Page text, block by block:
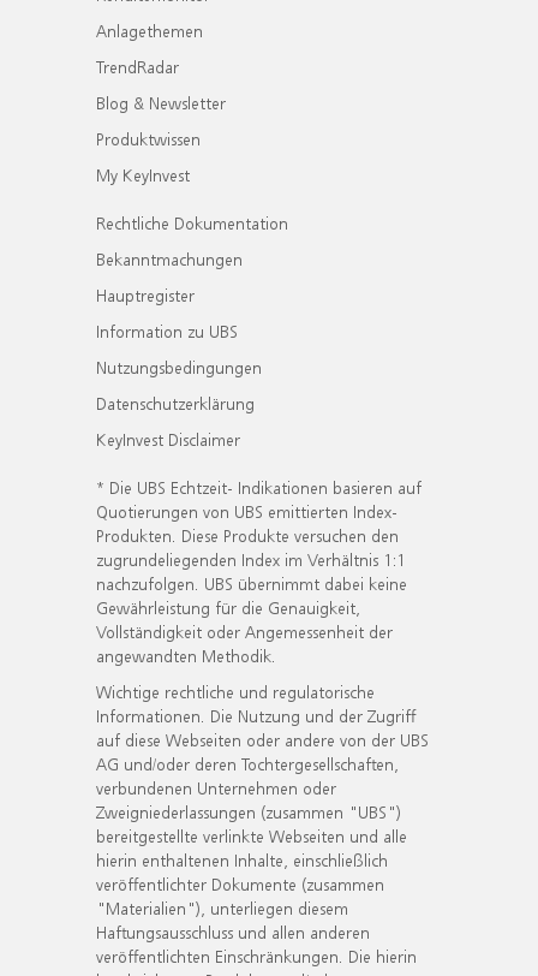
Anlagethemen
TrendRadar
Blog & Newsletter
Produktwissen
My KeyInvest
Rechtliche Dokumentation
Bekanntmachungen
Hauptregister
Information zu UBS
Nutzungsbedingungen
Datenschutzerklärung
KeyInvest Disclaimer
* Die UBS Echtzeit- Indikationen basieren auf
Quotierungen von UBS emittierten Index-
Produkten. Diese Produkte versuchen den
zugrundeliegenden Index im Verhältnis 1:1
nachzufolgen. UBS übernimmt dabei keine
Gewährleistung für die Genauigkeit,
Vollständigkeit oder Angemessenheit der
angewandten Methodik.
Wichtige rechtliche und regulatorische
Informationen. Die Nutzung und der Zugriff
auf diese Webseiten oder andere von der UBS
AG und/oder deren Tochtergesellschaften,
verbundenen Unternehmen oder
Zweigniederlassungen (zusammen "UBS")
bereitgestellte verlinkte Webseiten und alle
hierin enthaltenen Inhalte, einschließlich
veröffentlichter Dokumente (zusammen
"Materialien"), unterliegen diesem
Haftungsausschluss und allen anderen
veröffentlichten Einschränkungen. Die hierin